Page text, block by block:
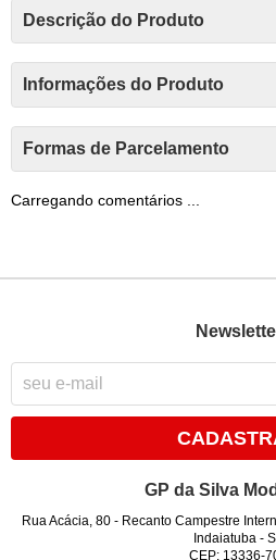
Descrição do Produto
Informações do Produto
Formas de Parcelamento
Carregando comentários ...
GP da Silva
Rua Acácia, 80 - Recanto Campestre
Indaiatuba-
CEP: 13336-